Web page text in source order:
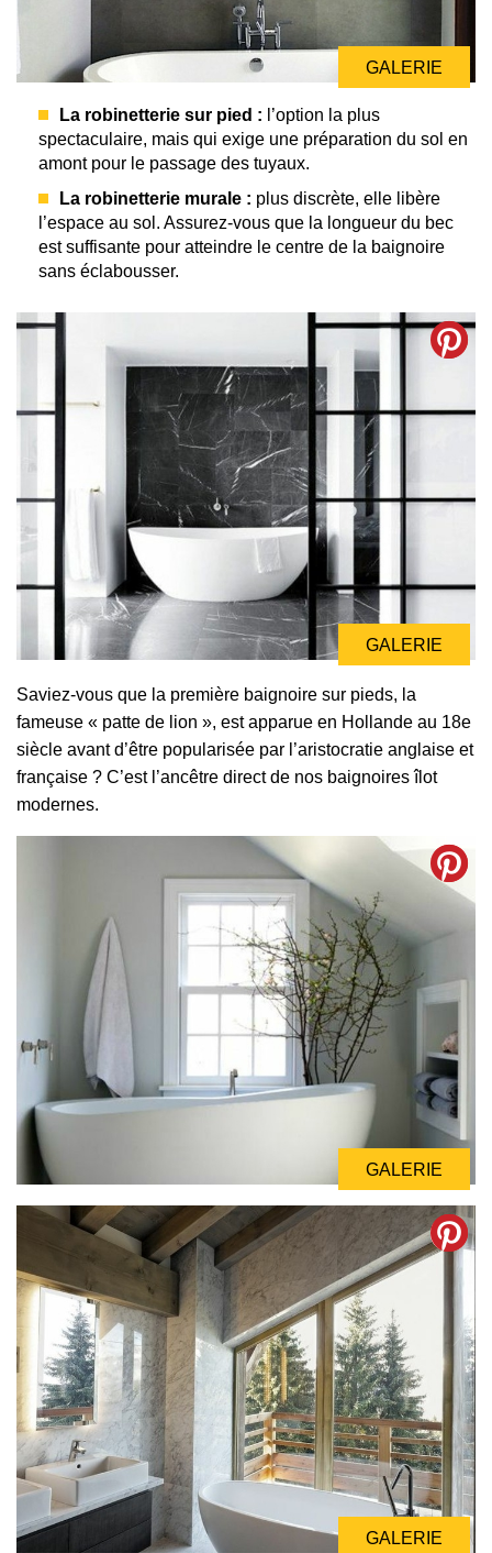
GALERIE
La robinetterie sur pied : l’option la plus
spectaculaire, mais qui exige une préparation du sol en
amont pour le passage des tuyaux.
La robinetterie murale : plus discrète, elle libère
l’espace au sol. Assurez-vous que la longueur du bec
est suffisante pour atteindre le centre de la baignoire
sans éclabousser.
GALERIE
Saviez-vous que la première baignoire sur pieds, la
fameuse « patte de lion », est apparue en Hollande au 18e
siècle avant d’être popularisée par l’aristocratie anglaise et
française ? C’est l’ancêtre direct de nos baignoires îlot
modernes.
GALERIE
GALERIE